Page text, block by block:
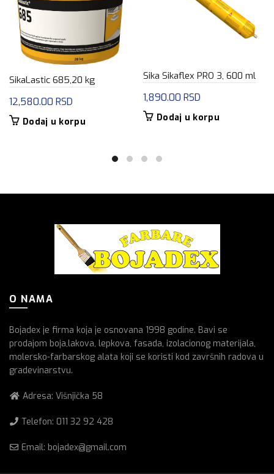
SikaLastic 685,20 kg
12,580.00 RSD
Dodaj u korpu
Sika Sikaflex PRO 3, 600 ml
1,890.00 RSD
Dodaj u korpu
O NAMA
Bojadex je firma koja je osnovana 1998 godine. Bavi se
prodajom boja,lakova, lepkova, fasada, izolacionog materijala,
molersko-farbarskog alata koji se koristi kod završnih radova u
gradevinarstvu.
Adresa: Višnjička 58
Telefon: 011 32 92 428
Email: bojadex@gmail.com